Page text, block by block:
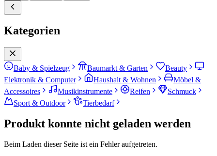
Kategorien
Baby & Spielzeug Baumarkt & Garten
Beauty
Elektronik & Computer
Haushalt & Wohnen
Möbel &
Accessoires
Musikinstrumente Reifen
Schmuck
Sport & Outdoor
Tierbedarf
Produkt konnte nicht geladen werden
Beim Laden dieser Seite ist ein Fehler aufgetreten.